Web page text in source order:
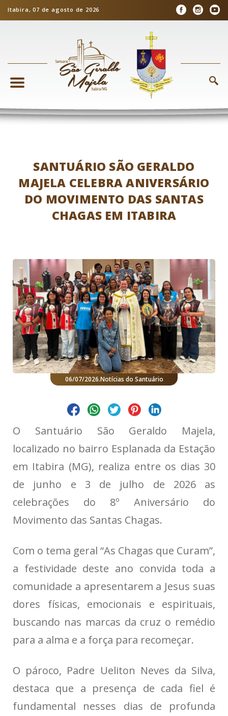
Itabira, 07 de agosto de 2026
SANTUÁRIO SÃO GERALDO
MAJELA CELEBRA ANIVERSÁRIO
DO MOVIMENTO DAS SANTAS
CHAGAS EM ITABIRA
06/07/2026.Notícias do Santuário
O Santuário São Geraldo Majela,
localizado no bairro Esplanada da Estação
em Itabira (MG), realiza entre os dias 30
de junho e 3 de julho de 2026 as
celebrações do 8º Aniversário do
Movimento das Santas Chagas.
Com o tema geral “As Chagas que Curam”,
a festividade deste ano convida toda a
comunidade a apresentarem a Jesus suas
dores físicas, emocionais e espirituais,
buscando nas marcas da cruz o remédio
para a alma e a força para recomeçar.
O pároco, Padre Ueliton Neves da Silva,
destaca que a presença de cada fiel é
fundamental nesses dias de profunda